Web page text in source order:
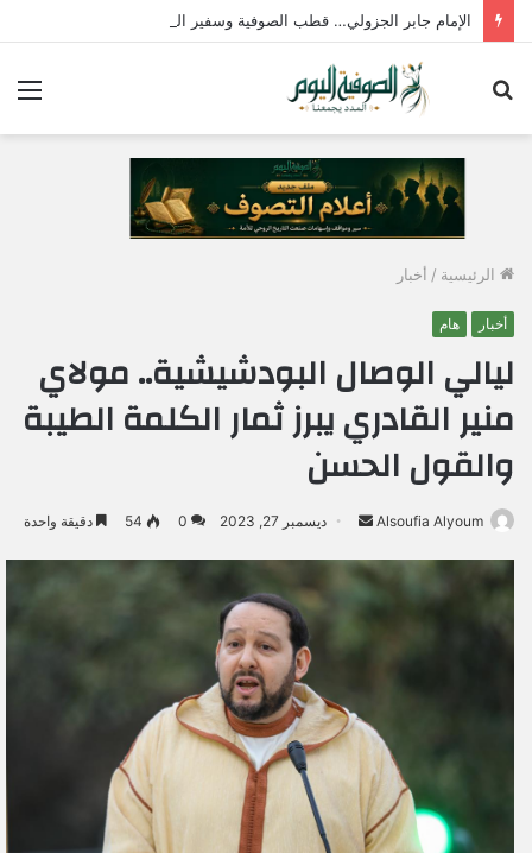
الإمام جابر الجزولي… قطب الصوفية وسفير الحب الإلهي في مصر
الرئيسية / أخبار
أخبار هام
ليالي الوصال البودشيشية.. مولاي
منير القادري يبرز ثمار الكلمة الطيبة
والقول الحسن
Alsoufia Alyoum
س
د
ديسمبر 27, 2023 0
54 دقيقة واحدة